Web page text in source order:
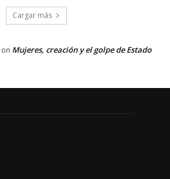
Cargar más
on Mujeres, creación y el golpe de Estado